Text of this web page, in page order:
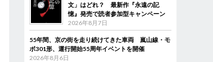
文」はどれ？ 最新作『永遠の記
憶』発売で読者参加型キャンペーン
2026年8月7日
55年間、京の街を走り続けてきた車両 嵐山線・モ
ボ301形、運行開始55周年イベントを開催
2026年8月6日